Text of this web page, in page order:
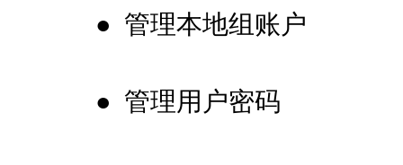
● 管理本地组账户
● 管理用户密码